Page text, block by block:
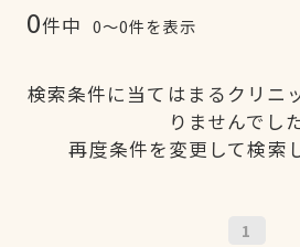
0件中 0〜0件を表示
検索条件に当てはまるクリニ
りませんでした
再度条件を変更して検索
1